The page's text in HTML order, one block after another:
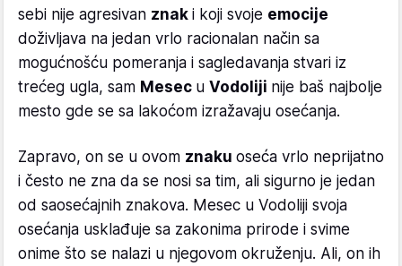
sebi nije agresivan znak i koji svoje emocije
doživljava na jedan vrlo racionalan način sa
mogućnošću pomeranja i sagledavanja stvari iz
trećeg ugla, sam Mesec u Vodoliji nije baš najbolje
mesto gde se sa lakoćom izražavaju osećanja.
Zapravo, on se u ovom znaku oseća vrlo neprijatno
i često ne zna da se nosi sa tim, ali sigurno je jedan
od saosećajnih znakova. Mesec u Vodoliji svoja
osećanja usklađuje sa zakonima prirode i svime
onime što se nalazi u njegovom okruženju. Ali, on ih